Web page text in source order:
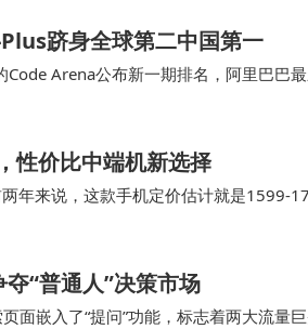
跻身全球第二中国第一
Arena公布新一期排名，阿里巴巴
性价比中端机新选择
年来说，这款手机定价估计就是1599-
，比起同为天玑850…
“普通人”决策市场
嵌入了“提问”功能，标志着两大流量